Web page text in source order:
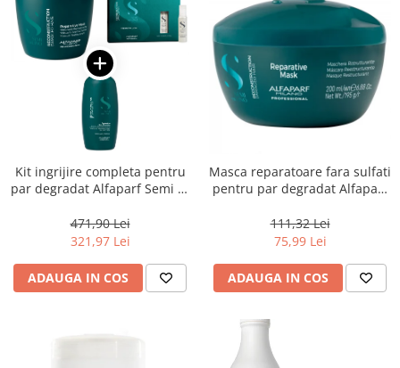
Kit ingrijire completa pentru
par degradat Alfaparf Semi di
Reparative, Salon Size
471,90 Lei
321,97 Lei
ADAUGA IN COS
Masca reparatoare fara sulfati
pentru par degradat Alfaparf
Reconstruction, 200 ml
111,32 Lei
75,99 Lei
ADAUGA IN COS